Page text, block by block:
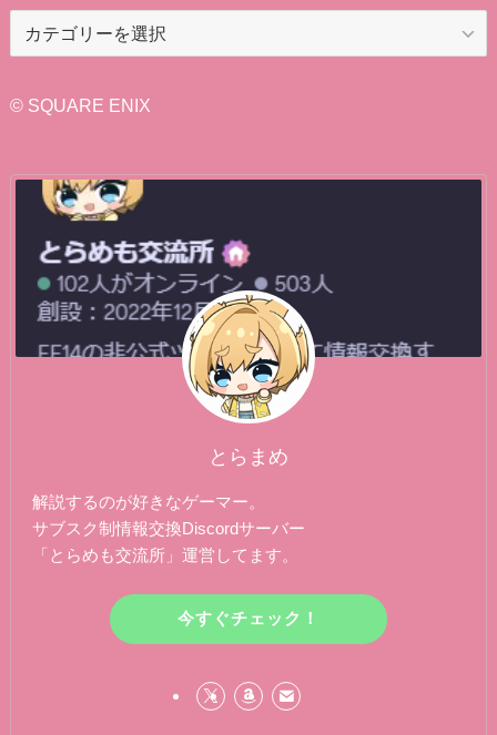
リ
© SQUARE ENIX
とらまめ
解説するのが好きなゲーマー。
サブスク制情報交換Discordサーバー
「とらめも交流所」運営してます。
今すぐチェック！